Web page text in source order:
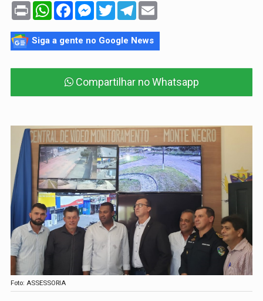
Print WhatsAppFacebookMessenger
TwitterTelegram
Siga a gente no Google News
Compartilhar no Whatsapp
Foto: ASSESSORIA